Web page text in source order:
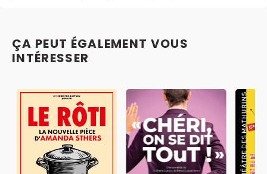
ÇA PEUT ÉGALEMENT VOUS
INTÉRESSER